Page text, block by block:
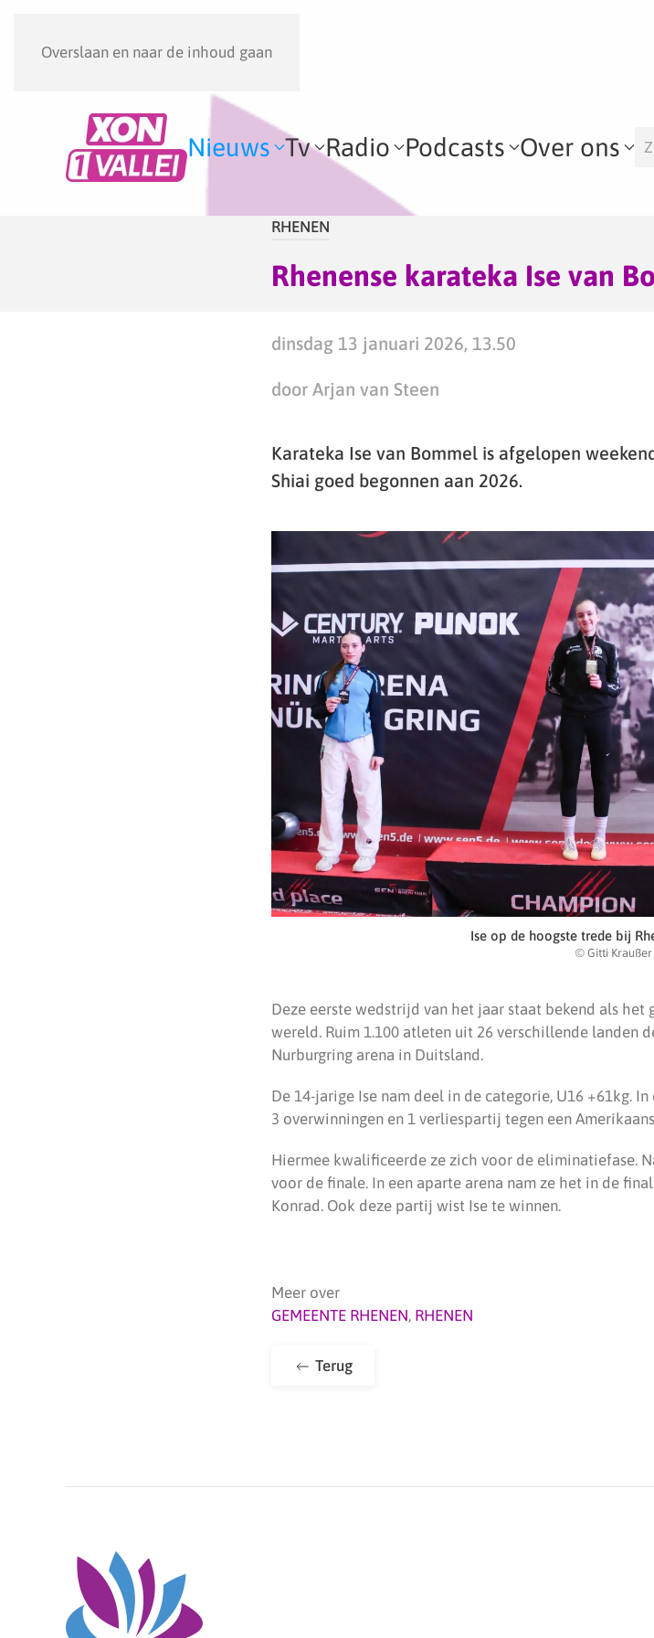
Overslaan en naar de inhoud gaan
Nieuws Tv Radio Podcasts Over ons
RHENEN
Rhenense karateka Ise van
dinsdag 13 januari 2026, 13.50
door Arjan van Steen
Karateka Ise van Bommel is afgelopen
Shiai goed begonnen aan 2026.
Ise op de hoogste trede bij
© Gitti Kraußer
Deze eerste wedstrijd van het jaar staat bekend als het
wereld. Ruim 1.100 atleten uit 26 verschillende landen
Nurburgring arena in Duitsland.
De 14-jarige Ise nam deel in de categorie, U16 +61kg.
3 overwinningen en 1 verliespartij tegen een
Hiermee kwalificeerde ze zich voor de eliminatiefase.
voor de finale. In een aparte arena nam ze het in de
Konrad. Ook deze partij wist Ise te winnen.
Meer over
GEMEENTE RHENEN, RHENEN
Terug